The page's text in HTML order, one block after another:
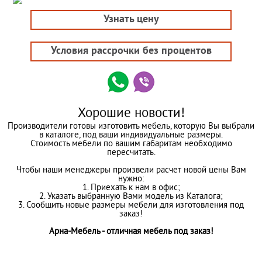
Узнать цену
Условия рассрочки без процентов
Хорошие новости!
Производители готовы изготовить мебель, которую Вы выбрали
в каталоге, под ваши индивидуальные размеры.
Стоимость мебели по вашим габаритам необходимо
пересчитать.
Чтобы наши менеджеры произвели расчет новой цены Вам
нужно:
1. Приехать к нам в офис;
2. Указать выбранную Вами модель из Каталога;
3. Сообщить новые размеры мебели для изготовления под
заказ!
Арна-Мебель - отличная мебель под заказ!